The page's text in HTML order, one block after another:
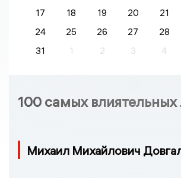
17
18 19 20 21
24
25 26 27 28
31
1 2 3 4
100 самых
Михаил Михайлович